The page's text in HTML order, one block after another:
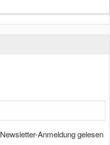
Anmeldung gelesen